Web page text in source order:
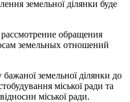
земельної ділянки буде
обращения
земельных отношений
земельної ділянки до
міської ради та
міської ради.